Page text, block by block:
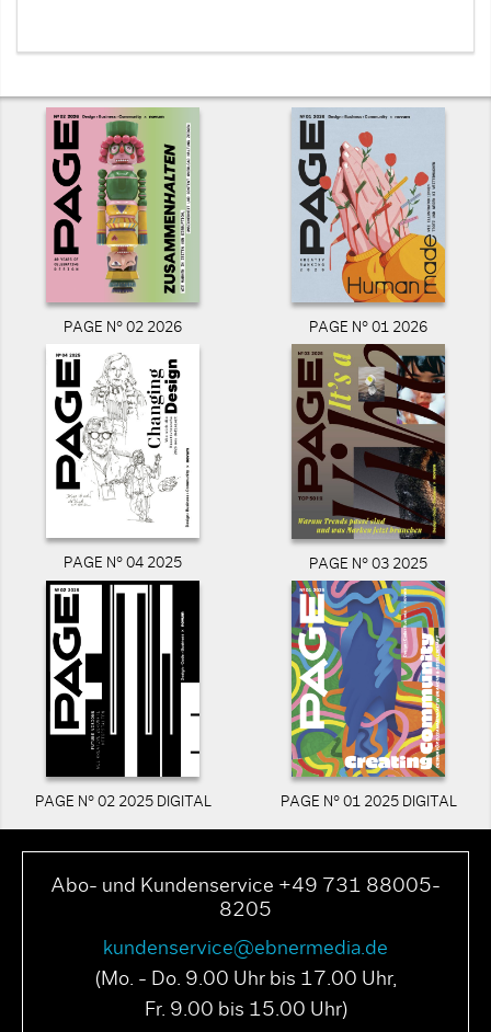
PAGE N° 02 2026 PAGE N° 01 2026
PAGE N° 04 2025 PAGE N° 03 2025
PAGE N° 02 2025 DIGITAL PAGE N° 01 2025 DIGITAL
Abo- und Kundenservice +49 731 88005-
8205
kundenservice@ebnermedia.de
(Mo. - Do. 9.00 Uhr bis 17.00 Uhr,
Fr. 9.00 bis 15.00 Uhr)